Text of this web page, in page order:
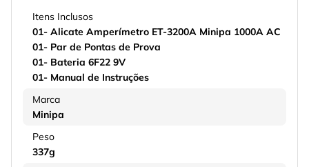
Itens Inclusos
01- Alicate Amperímetro ET-3200A Minipa 1000A AC
01- Par de Pontas de Prova
01- Bateria 6F22 9V
01- Manual de Instruções
Marca
Minipa
Peso
337g